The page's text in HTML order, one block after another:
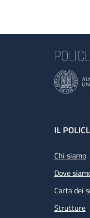
IL
Chi siamo
Dove
Carta dei
Strutture